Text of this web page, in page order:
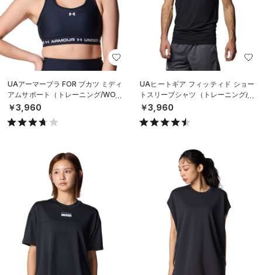
UAアーマーブラ FOR ブカツ ミディ
アムサポート（トレーニング/WOM
EN）
￥3,960
UAヒートギア フィッティド ショー
トスリーブシャツ（トレーニング/M
EN）
￥3,960